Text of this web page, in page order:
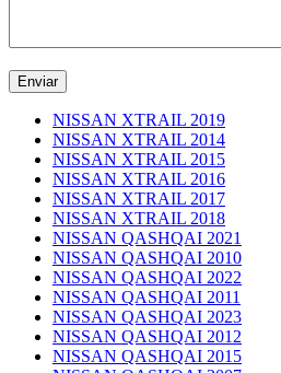
NISSAN XTRAIL 2019
NISSAN XTRAIL 2014
NISSAN XTRAIL 2015
NISSAN XTRAIL 2016
NISSAN XTRAIL 2017
NISSAN XTRAIL 2018
NISSAN QASHQAI 2021
NISSAN QASHQAI 2010
NISSAN QASHQAI 2022
NISSAN QASHQAI 2011
NISSAN QASHQAI 2023
NISSAN QASHQAI 2012
NISSAN QASHQAI 2015